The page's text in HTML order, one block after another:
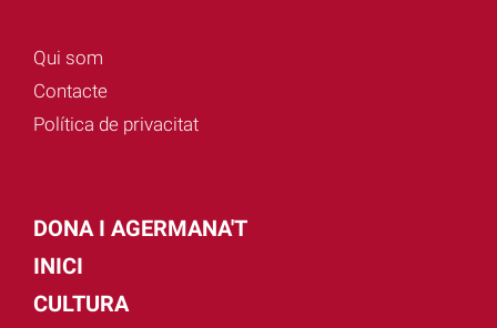
Qui som
Contacte
Política de privacitat
DONA I AGERMANA'T
INICI
CULTURA